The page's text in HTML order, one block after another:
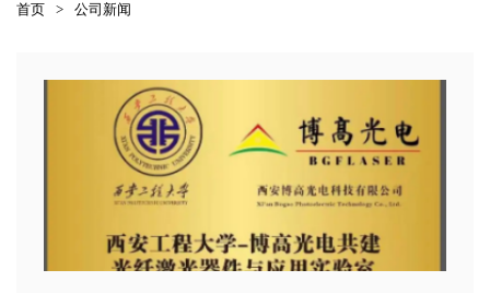
首页 > 公司新闻